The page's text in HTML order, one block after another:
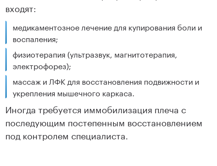
входят:
медикаментозное лечение для купирования боли и
воспаления;
физиотерапия (ультразвук, магнитотерапия,
электрофорез);
массаж и ЛФК для восстановления подвижности и
укрепления мышечного каркаса.
Иногда требуется иммобилизация плеча с
последующим постепенным восстановлением
под контролем специалиста.